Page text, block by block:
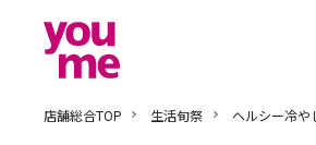
店舗総合TOP 生活旬祭 ヘルシー冷や